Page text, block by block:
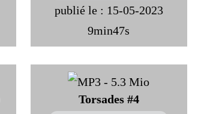
publié le : 15-05-2023
9min47s
Torsades #4